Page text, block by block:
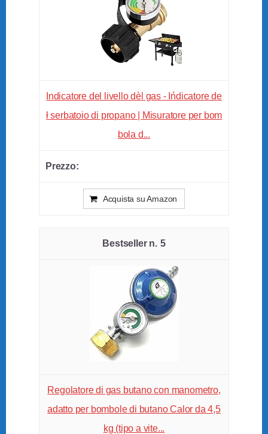
Indicatore del livello dèl gas - Ińdicatore de
ł serbatoio di propano | Misuratore per bom
bola d...
Acquista su Amazon
5
Regolatore di gas butano con manometro,
adatto per bombole di butano Calor da 4,5
kg (tipo a vite...